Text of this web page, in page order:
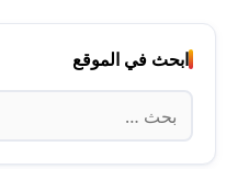
ابحث في الموقع
البحث
عن: